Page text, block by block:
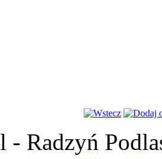
- Radzyń